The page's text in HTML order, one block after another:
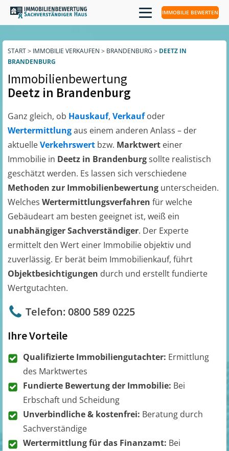
IMMOBILIE BEWERTEN
START> IMMOBILIE VERKAUFEN > BRANDENBURG > DEETZ IN
BRANDENBURG
Immobilienbewertung
Deetz in Brandenburg
Ganz gleich, ob Hauskauf, Verkaufoder
Wertermittlungaus einem anderen Anlass – der
aktuelleVerkehrswert bzw. Marktwert einer
Immobilie in Deetz in Brandenburgsollte realistisch
geschätzt werden. Es lassen sich verschiedene
Methoden zur Immobilienbewertung unterscheiden.
Welches Wertermittlungsverfahren für welche
Gebäudeart am besten geeignet ist, weiß ein
unabhängiger Sachverständiger. Der Experte
ermittelt den Wert einer Immobilie objektiv und
zuverlässig. Er berät beim Immobilienkauf, führt
Objektbesichtigungen durch und erstellt fundierte
Wertgutachten.
Telefon: 0800 589 0225
Ihre Vorteile
Qualifizierte Immobiliengutachter: Ermittlung
des Marktwertes
Fundierte Bewertung der Immobilie: Bei
Erbschaft und Scheidung
Unverbindliche & kostenfrei: Beratung durch
Sachverständige
Wertermittlung für das Finanzamt: Bei